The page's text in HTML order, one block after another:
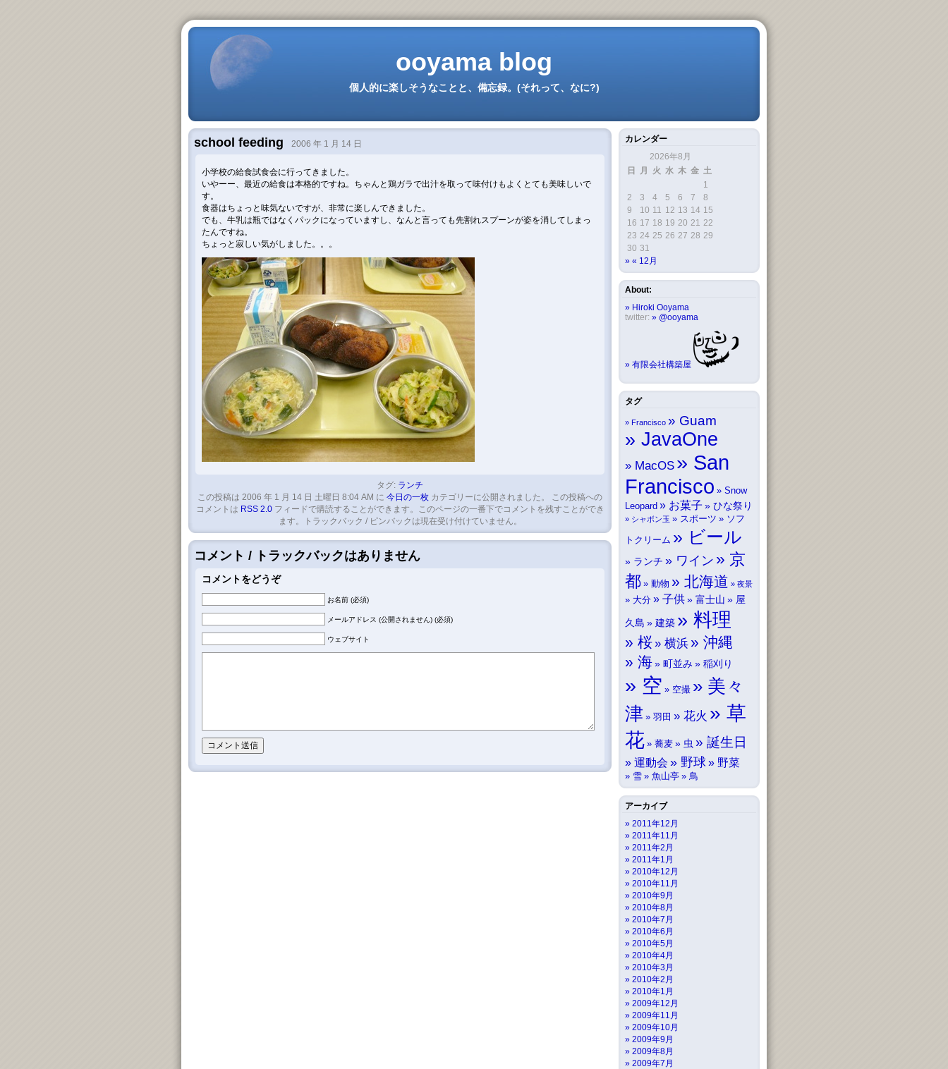
ooyama blog
個人的に楽しそうなことと、備忘録。(それって、なに?)
school feeding 2006 年 1 月 14 日
小学校の給食試食会に行ってきました。
いやーー、最近の給食は本格的ですね。ちゃんと鶏ガラで出汁を取って味付けもよくとても美味しいで
す。
食器はちょっと味気ないですが、非常に楽しんできました。
でも、牛乳は瓶ではなくパックになっていますし、なんと言っても先割れスプーンが姿を消してしまっ
たんですね。
ちょっと寂しい気がしました。。。
タグ: ランチ
この投稿は 2006 年 1 月 14 日 土曜日 8:04 AM に 今日の一枚 カテゴリーに公開されました。 この投稿への
コメントは RSS 2.0フィードで購読することができます。このページの一番下でコメントを残すことができ
ます。トラックバック / ピンバックは現在受け付けていません。
コメント / トラックバックはありません
コメントをどうぞ
お名前 (必須)
メールアドレス (公開されません) (必須)
ウェブサイト
カレンダー
2026年8月
日
月 火 水 木 金 土
1
2
3 4 5 6 7
8
9
10 11 12 13 14 15
16 17 18 19 20 21 22
23 24 25 26 27 28 29
30 31
« 12月
About:
Hiroki Ooyama
twitter:
@ooyama
有限会社構築屋
タグ
Francisco Guam
JavaOne
MacOS
San
Francisco
Snow
Leopard
お菓子 ひな祭り
シャボン玉 スポーツ ソフ
トクリーム ビール
ランチ ワイン
京
都
動物 北海道 夜景
大分 子供 富士山 屋
久島 建築 料理
桜 横浜
沖縄
海
町並み 稲刈り
空 空撮
美々
津
羽田 花火
草
花
蕎麦 虫 誕生日
運動会 野球 野菜
雪 魚山亭 鳥
アーカイブ
2011年12月
2011年11月
2011年2月
2011年1月
2010年12月
2010年11月
2010年9月
2010年8月
2010年7月
2010年6月
2010年5月
2010年4月
2010年3月
2010年2月
2010年1月
2009年12月
2009年11月
2009年10月
2009年9月
2009年8月
2009年7月